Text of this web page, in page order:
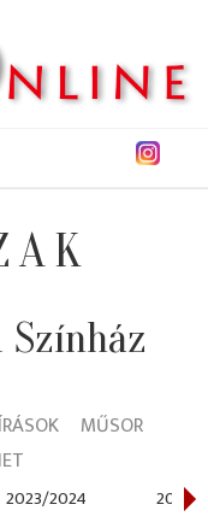
ÍRÁSOK
MŰSOR
2023/2024 2022/